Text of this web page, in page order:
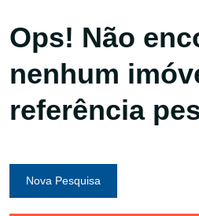
Ops! Não
nenhum
referência
Nova Pesquisa